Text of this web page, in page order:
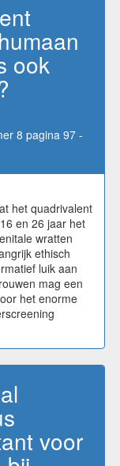
ook
8 pagina 97 -
het quadrivalent
en 26 jaar het
wratten
ethisch
luik aan
mag een
het enorme
voor